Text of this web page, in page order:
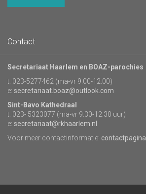
Contact
Secretariaat Haarlem en BOAZ-parochies
t: 023-5277462 (ma-vr 9:00-12:00)
e: secretariaat.boaz@outlook.com
Sint-Bavo Kathedraal
t: 023- 5323077 (ma-vr 9:30-12:30 uur)
e: secretariaat@rkhaarlem.nl
Voor meer contactinformatie: contactpagina